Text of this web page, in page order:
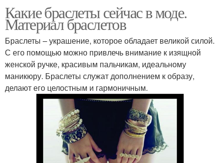
Какие браслеты сейчас в моде.
Материал браслетов
Браслеты – украшение, которое обладает великой силой.
С его помощью можно привлечь внимание к изящной
женской ручке, красивым пальчикам, идеальному
маникюру. Браслеты служат дополнением к образу,
делают его целостным и гармоничным.